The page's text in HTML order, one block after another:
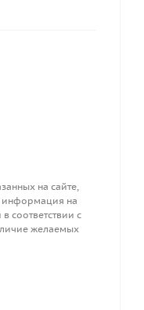
на сайте,
информация на
соответствии с
желаемых